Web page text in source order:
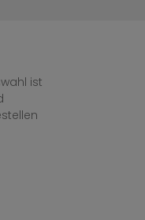
ist